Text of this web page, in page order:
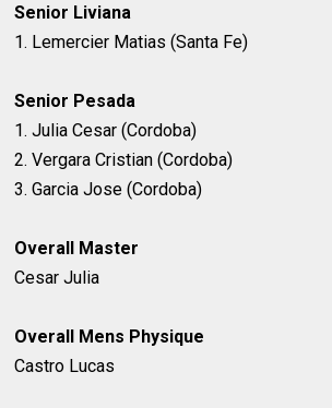
Senior Liviana
1. Lemercier Matias (Santa Fe)
Senior Pesada
1. Julia Cesar (Cordoba)
2. Vergara Cristian (Cordoba)
3. Garcia Jose (Cordoba)
Overall Master
Cesar Julia
Overall Mens Physique
Castro Lucas